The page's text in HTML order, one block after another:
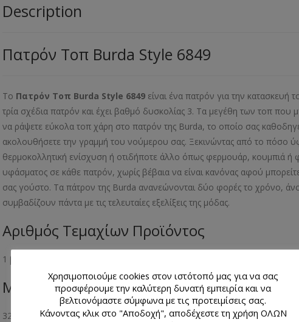
Description
Πατρόν Τοπ Burda Style 6849
Το Πατρόν Τοπ Burda Style 6849 είναι ένα πατρόν για την κατασκευή
τρία σχέδια πατρόν και έχει βαθμό δυσκολίας 3. Τα μεγέθη των τοπ που
να ράψετε εύκολα τοπ χάρη στο πατρόν της Burda, το οποίο σας
ακολουθήσετε την γραμμή του νούμερου σας. Ξεκινώντας από το πόσο
θερμοκολλητική ενίσχυση ή οτιδήποτε άλλο όπως φερμουάρ, κουμπιά ή
υφάσματος σε κάθε πατρόν, χωρίς βέβαια να είναι κανόνας αφού
σας γούστο. Τα πάτρον της Burda ανανεώνονται δύο φορές το χρόνο,
συμβαδίζουν πάντα με τις τελευταίες εξελίξεις της μόδας.
Αριθμός Τεμαχίων Προϊόντος
1 βιβλιαράκι με 3 σχέδια πατρόν
Μέγεθος Προϊόντος
32- 34- 36- 38- 40- 42
Χρησιμοποιούμε cookies στον ιστότοπό μας για να σας
προσφέρουμε την καλύτερη δυνατή εμπειρία και να
βελτιονόμαστε σύμφωνα με τις προτειμίσεις σας.
Κάνοντας κλικ στο "Αποδοχή", αποδέχεστε τη χρήση ΟΛΩΝ